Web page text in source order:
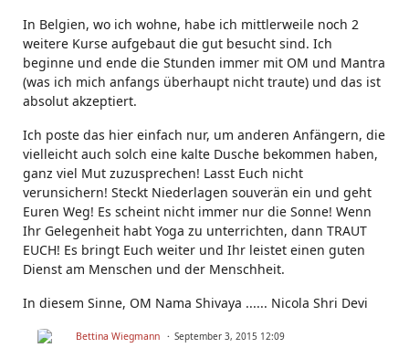
In Belgien, wo ich wohne, habe ich mittlerweile noch 2
weitere Kurse aufgebaut die gut besucht sind. Ich
beginne und ende die Stunden immer mit OM und Mantra
(was ich mich anfangs überhaupt nicht traute) und das ist
absolut akzeptiert.
Ich poste das hier einfach nur, um anderen Anfängern, die
vielleicht auch solch eine kalte Dusche bekommen haben,
ganz viel Mut zuzusprechen! Lasst Euch nicht
verunsichern! Steckt Niederlagen souverän ein und geht
Euren Weg! Es scheint nicht immer nur die Sonne! Wenn
Ihr Gelegenheit habt Yoga zu unterrichten, dann TRAUT
EUCH! Es bringt Euch weiter und Ihr leistet einen guten
Dienst am Menschen und der Menschheit.
In diesem Sinne, OM Nama Shivaya ...... Nicola Shri Devi
Bettina Wiegmann September 3, 2015 12:09